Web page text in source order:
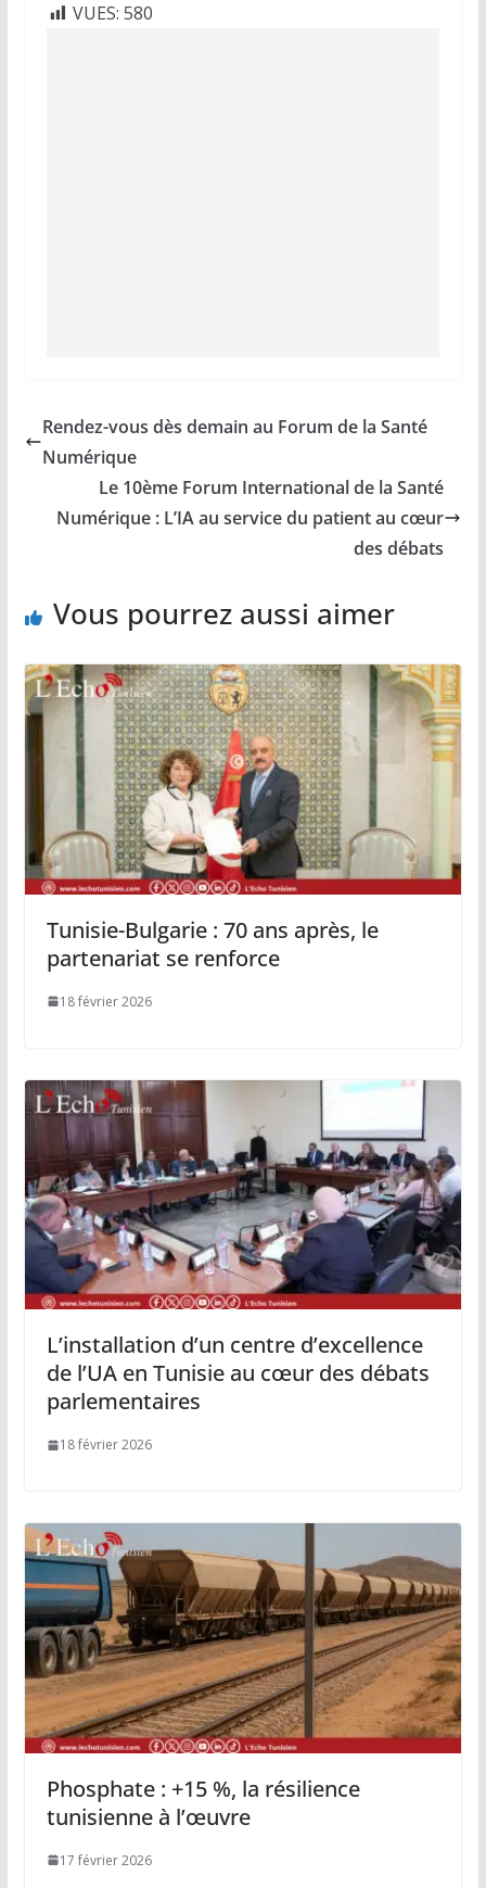
VUES: 580
Rendez-vous dès demain au Forum de la Santé
Numérique
Le 10ème Forum International de la Santé
Numérique : L’IA au service du patient au cœur
des débats
Vous pourrez aussi aimer
Tunisie-Bulgarie : 70 ans après, le
partenariat se renforce
18 février 2026
L’installation d’un centre d’excellence
de l’UA en Tunisie au cœur des débats
parlementaires
18 février 2026
Phosphate : +15 %, la résilience
tunisienne à l’œuvre
17 février 2026